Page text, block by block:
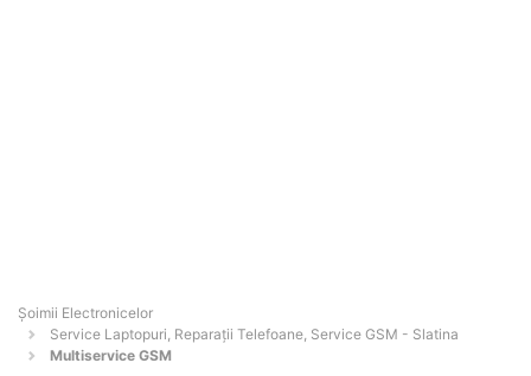
Șoimii Electronicelor
Service Laptopuri, Reparații Telefoane, Service GSM - Slatina
Multiservice GSM